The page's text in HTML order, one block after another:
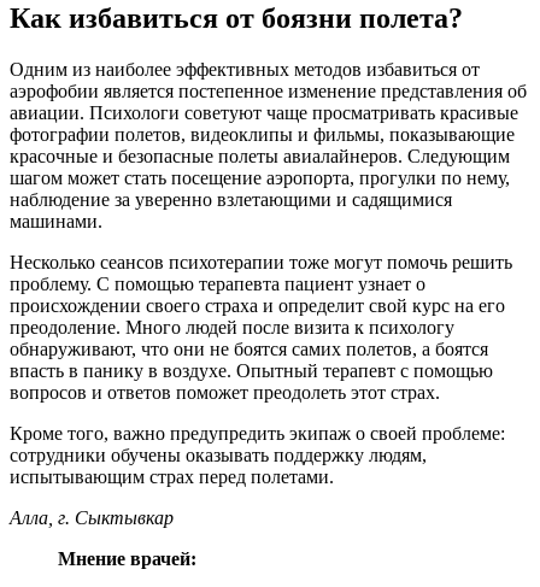
Как избавиться от боязни полета?
Одним из наиболее эффективных методов избавиться от
аэрофобии является постепенное изменение представления об
авиации. Психологи советуют чаще просматривать красивые
фотографии полетов, видеоклипы и фильмы, показывающие
красочные и безопасные полеты авиалайнеров. Следующим
шагом может стать посещение аэропорта, прогулки по нему,
наблюдение за уверенно взлетающими и садящимися
машинами.
Несколько сеансов психотерапии тоже могут помочь решить
проблему. С помощью терапевта пациент узнает о
происхождении своего страха и определит свой курс на его
преодоление. Много людей после визита к психологу
обнаруживают, что они не боятся самих полетов, а боятся
впасть в панику в воздухе. Опытный терапевт с помощью
вопросов и ответов поможет преодолеть этот страх.
Кроме того, важно предупредить экипаж о своей проблеме:
сотрудники обучены оказывать поддержку людям,
испытывающим страх перед полетами.
Алла, г. Сыктывкар
Мнение врачей: